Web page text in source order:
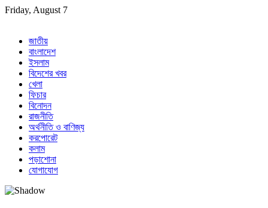
Skip
Friday, August 7
জাতীয়
বাংলাদেশ
ইসলাম
বিদেশের খবর
খেলা
ফিচার
বিনোদন
রাজনীতি
অর্থনীতি ও বাণিজ্য
করপোরেট
কলাম
পড়াশোনা
যোগাযোগ